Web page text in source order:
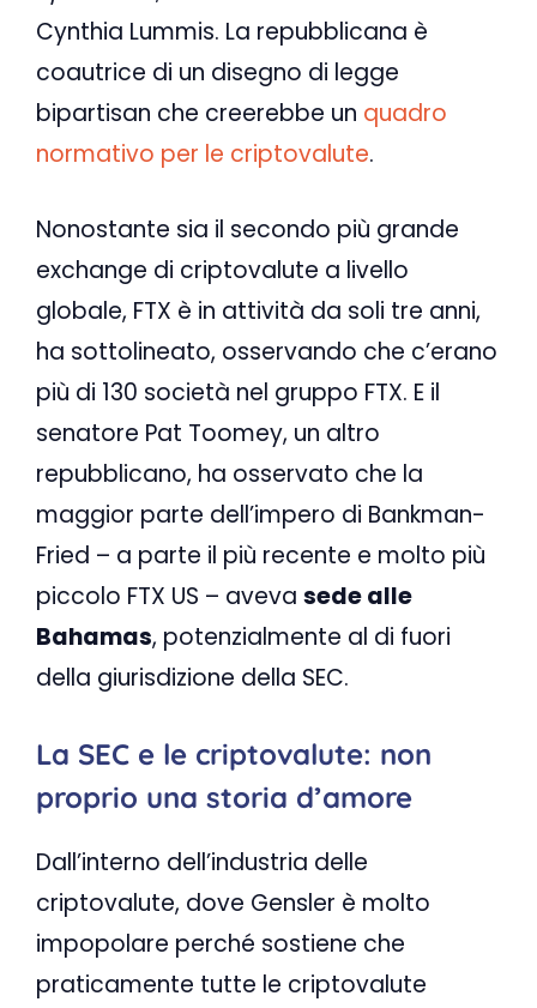
Cynthia Lummis. La repubblicana è
coautrice di un disegno di legge
bipartisan che creerebbe un quadro
normativo per le criptovalute.
Nonostante sia il secondo più grande
exchange di criptovalute a livello
globale, FTX è in attività da soli tre anni,
ha sottolineato, osservando che c’erano
più di 130 società nel gruppo FTX. E il
senatore Pat Toomey, un altro
repubblicano, ha osservato che la
maggior parte dell’impero di Bankman-
Fried – a parte il più recente e molto più
piccolo FTX US – aveva sede alle
Bahamas, potenzialmente al di fuori
della giurisdizione della SEC.
La SEC e le criptovalute: non
proprio una storia d’amore
Dall’interno dell’industria delle
criptovalute, dove Gensler è molto
impopolare perché sostiene che
praticamente tutte le criptovalute